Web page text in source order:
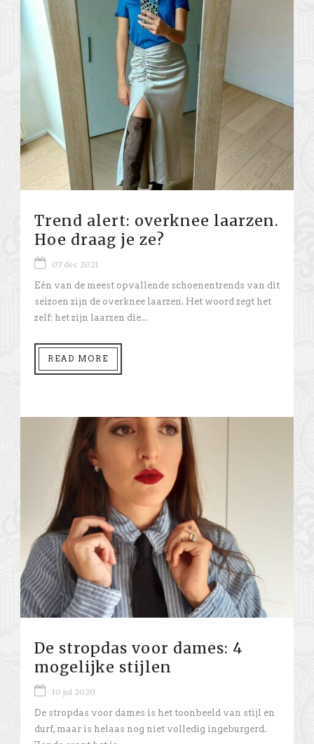
Trend alert: overknee laarzen.
Hoe draag je ze?
07 dec 2021
Eén van de meest opvallende schoenentrends van dit
seizoen zijn de overknee laarzen. Het woord zegt het
zelf: het zijn laarzen die...
READ MORE
De stropdas voor dames: 4
mogelijke stijlen
10 jul 2020
De stropdas voor dames is het toonbeeld van stijl en
durf, maar is helaas nog niet volledig ingeburgerd.